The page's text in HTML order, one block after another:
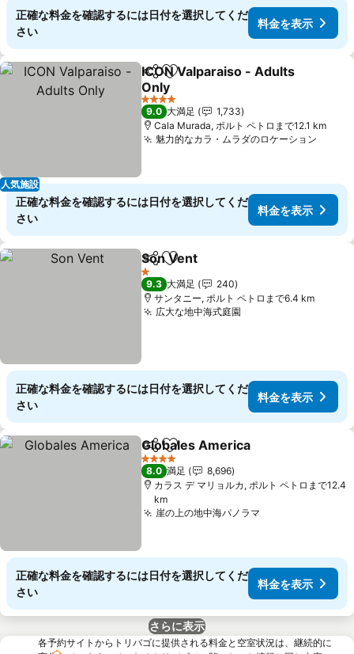
正確な料金を確認するには日付を選択してくだ
さい
料金を表示
人気施設
シェアお気に入りに追加
ICON Valparaiso - Adults
Only
4 ホテルのランク
9.0 大満足
1,733
Cala Murada, ポルト ペトロまで12.1 km
魅力的なカラ・ムラダのロケーション
正確な料金を確認するには日付を選択してくだ
さい
料金を表示
シェアお気に入りに追加
Son Vent
1 ホテルのランク
9.3 大満足
240
サンタニー, ポルト ペトロまで6.4 km
広大な地中海式庭園
正確な料金を確認するには日付を選択してくだ
さい
料金を表示
シェアお気に入りに追加
Globales America
4 ホテルのランク
8.0 満足
8,696
カラス デ マリョルカ, ポルト ペトロまで12.4
km
崖の上の地中海パノラマ
正確な料金を確認するには日付を選択してくだ
さい
料金を表示
さらに表示
各予約サイトからトリバゴに提供される料金と空室状況は、継続的に